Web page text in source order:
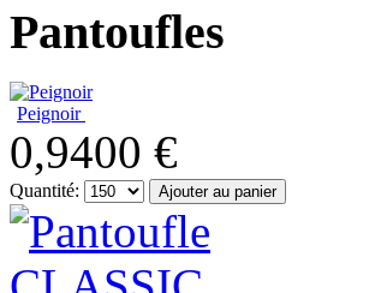
Pantoufles
Peignoir
0,9400 €
Quantité: